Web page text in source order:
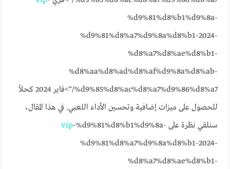
%d9%81%d8%b1%d9%8a-
%d9%81%d8%a7%d9%8a%d8%b1-2024-
%d8%a7%d8%ae%d8%b1-
%d8%aa%d8%ad%d8%af%d9%8a%d8%ab-
%d9%85%d8%ac%d8%a7%d9%86%d8%a7/">فاير 2024 كحلاً
للحصول على ميزات إضافية وتحسين الأداء اللعبي. في هذا المقال،
سنلقي نظرة على
vip-%d9%81%d8%b1%d9%8a-
%d9%81%d8%a7%d9%8a%d8%b1-2024-
%d8%a7%d8%ae%d8%b1-